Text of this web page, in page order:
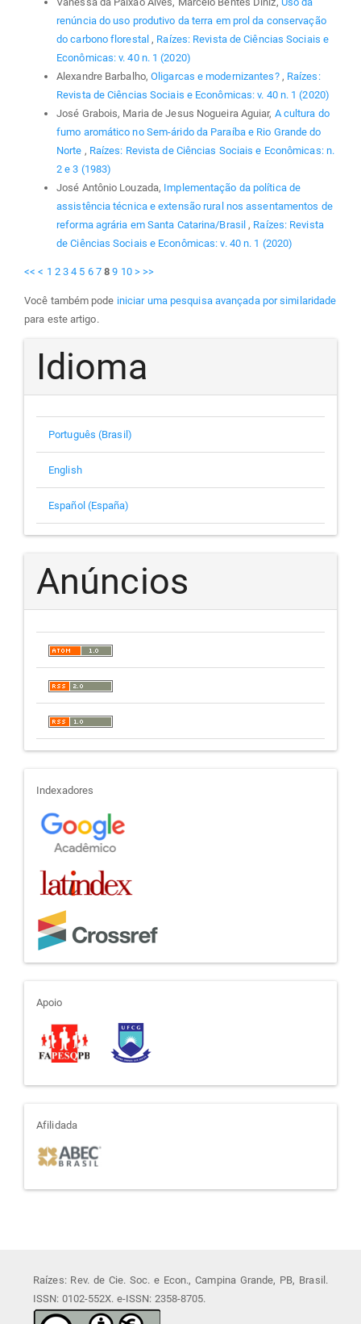
renúncia do uso produtivo da terra em prol da conservação
do carbono florestal, Raízes: Revista de Ciências Sociais e
Econômicas: v. 40 n. 1 (2020)
Alexandre Barbalho, Oligarcas e modernizantes? , Raízes:
Revista de Ciências Sociais e Econômicas: v. 40 n. 1 (2020)
José Grabois, Maria de Jesus Nogueira Aguiar, A cultura do
fumo aromático no Sem-árido da Paraíba e Rio Grande do
Norte , Raízes: Revista de Ciências Sociais e Econômicas: n.
2 e 3 (1983)
José Antônio Louzada, Implementação da política de
assistência técnica e extensão rural nos assentamentos de
reforma agrária em Santa Catarina/Brasil, Raízes: Revista
de Ciências Sociais e Econômicas: v. 40 n. 1 (2020)
<< < 1 2 3 4 5 6 7 8 9 10 > >>
Você também pode iniciar uma pesquisa avançada por similaridade
para este artigo.
Idioma
Português (Brasil)
English
Español (España)
Anúncios
indexadores
Indexadores
apoio
Apoio
afiliada
Afilidada
Raízes: Rev. de Cie. Soc. e Econ., Campina Grande, PB, Brasil.
ISSN: 0102-552X. e-ISSN: 2358-8705.